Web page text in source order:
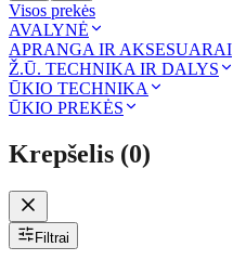
Visos prekės
AVALYNĖ
APRANGA IR AKSESUARAI
Ž.Ū. TECHNIKA IR DALYS
ŪKIO TECHNIKA
ŪKIO PREKĖS
Krepšelis (0)
Filtrai